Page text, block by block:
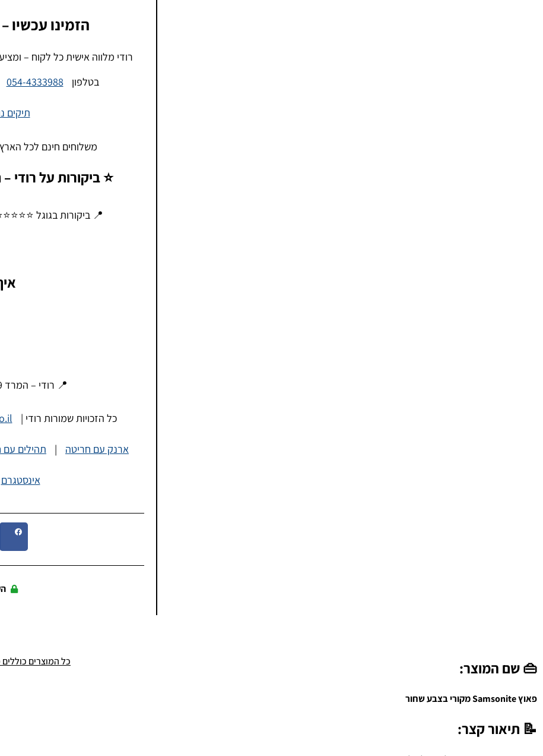
הזמינו עכשיו
רודי מלווה אישית כל לקוח –
בטלפון
054-4333988
תיקים
משלוחים חינם לכל
⭐ ביקורות על
📍 ביקורות בגוגל
📍 רודי – המרד 29, תל אביב | פתוח כל יום כולל שישי
כל הזכויות שמורות רודי |
ארנק עם חריטה | תהילים עם
אינסטגרם
👜 שם המוצר:
פאוץ Samsonite מקורי בצבע שחור
📝 תיאור קצר:
כל המוצרים כוללים